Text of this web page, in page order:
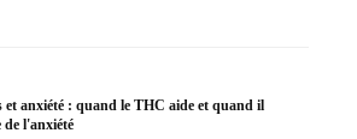
et anxiété : quand le THC aide et quand il
de l'anxiété